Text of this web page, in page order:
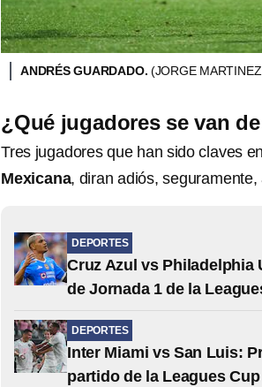
ANDRÉS GUARDADO. (JORGE
¿Qué jugadores se van
Tres jugadores que han sido claves
Mexicana, diran adiós,
DEPORTES
Cruz Azul vs Philadelphia
de Jornada 1 de la
DEPORTES
Inter Miami vs San Luis:
partido de la Leagues Cup